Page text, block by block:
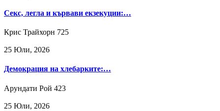
Секс, легла и кървави екзекуции:…
Крис Трайхорн 725
25 Юли, 2026
Демокрация на хлебарките:…
Арундати Рой 423
25 Юли, 2026